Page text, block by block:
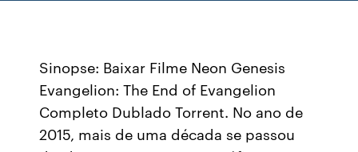
Sinopse: Baixar Filme Neon Genesis
Evangelion: The End of Evangelion
Completo Dublado Torrent. No ano de
2015, mais de uma década se passou